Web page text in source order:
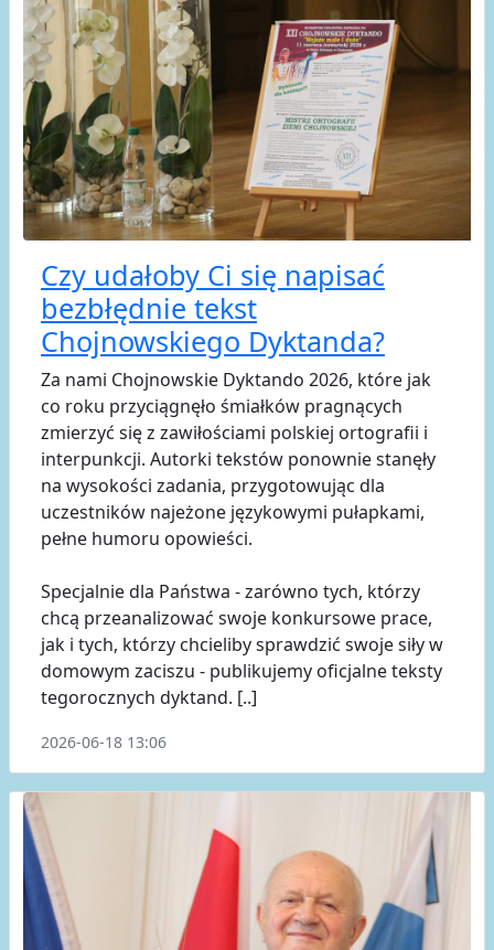
Czy udałoby Ci się napisać
bezbłędnie tekst
Chojnowskiego Dyktanda?
Za nami Chojnowskie Dyktando 2026, które jak
co roku przyciągnęło śmiałków pragnących
zmierzyć się z zawiłościami polskiej ortografii i
interpunkcji. Autorki tekstów ponownie stanęły
na wysokości zadania, przygotowując dla
uczestników najeżone językowymi pułapkami,
pełne humoru opowieści.
Specjalnie dla Państwa - zarówno tych, którzy
chcą przeanalizować swoje konkursowe prace,
jak i tych, którzy chcieliby sprawdzić swoje siły w
domowym zaciszu - publikujemy oficjalne teksty
tegorocznych dyktand. [..]
2026-06-18 13:06